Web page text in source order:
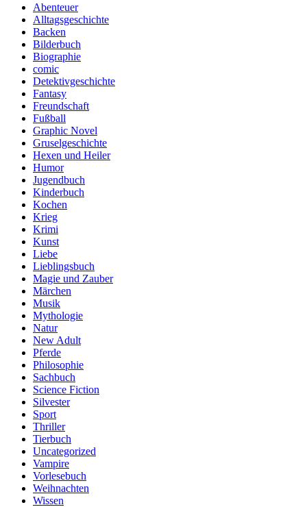
Abenteuer
Alltagsgeschichte
Backen
Bilderbuch
Biographie
comic
Detektivgeschichte
Fantasy
Freundschaft
Fußball
Graphic Novel
Gruselgeschichte
Hexen und Heiler
Humor
Jugendbuch
Kinderbuch
Kochen
Krieg
Krimi
Kunst
Liebe
Lieblingsbuch
Magie und Zauber
Märchen
Musik
Mythologie
Natur
New Adult
Pferde
Philosophie
Sachbuch
Science Fiction
Silvester
Sport
Thriller
Tierbuch
Uncategorized
Vampire
Vorlesebuch
Weihnachten
Wissen